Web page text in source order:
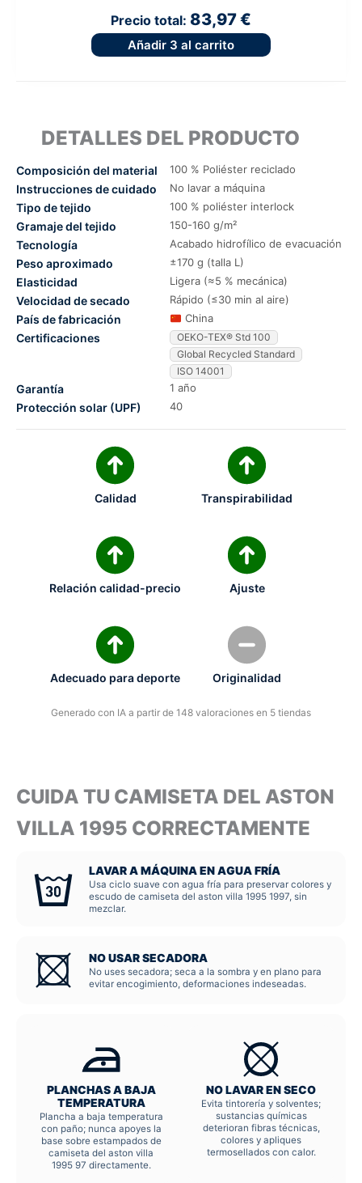
Precio total: 83,97 €
Añadir 3 al carrito
DETALLES DEL PRODUCTO
Composición del material 100 % Poliéster reciclado
Instrucciones de cuidado No lavar a máquina
Tipo de tejido 100 % poliéster interlock
Gramaje del tejido 150-160 g/m²
Tecnología Acabado hidrofílico de evacuación
Peso aproximado ±170 g (talla L)
Elasticidad Ligera (≈5 % mecánica)
Velocidad de secado Rápido (≤30 min al aire)
País de fabricación China
Certificaciones
OEKO-TEX® Std 100
Global Recycled Standard
ISO 14001
Garantía 1 año
Protección solar (UPF) 40
Calidad Transpirabilidad
Relación calidad-precio Ajuste
Adecuado para deporte Originalidad
Generado con IA a partir de 148 valoraciones en 5 tiendas
CUIDA TU CAMISETA DEL ASTON
VILLA 1995 CORRECTAMENTE
LAVAR A MÁQUINA EN AGUA FRÍA
Usa ciclo suave con agua fría para preservar colores y
escudo de camiseta del aston villa 1995 1997, sin
mezclar.
NO USAR SECADORA
No uses secadora; seca a la sombra y en plano para
evitar encogimiento, deformaciones indeseadas.
PLANCHAS A BAJA
TEMPERATURA
Plancha a baja temperatura
con paño; nunca apoyes la
base sobre estampados de
camiseta del aston villa
1995 97 directamente.
NO LAVAR EN SECO
Evita tintorería y solventes;
sustancias químicas
deterioran fibras técnicas,
colores y apliques
termosellados con calor.